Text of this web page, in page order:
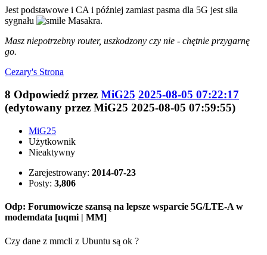
Jest podstawowe i CA i później zamiast pasma dla 5G jest siła
sygnału
Masakra.
Masz niepotrzebny router, uszkodzony czy nie - chętnie przygarnę
go.
Cezary's Strona
8 Odpowiedź przez MiG25 2025-08-05 07:22:17
(edytowany przez MiG25 2025-08-05 07:59:55)
MiG25
Użytkownik
Nieaktywny
Zarejestrowany: 2014-07-23
Posty: 3,806
Odp: Forumowicze szansą na lepsze wsparcie 5G/LTE-A w
modemdata [uqmi | MM]
Czy dane z mmcli z Ubuntu są ok ?